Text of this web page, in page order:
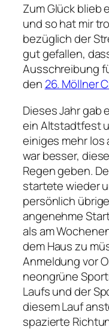
Zum Glück blieb
und so hat mir
bezüglich der
gut gefallen,
Ausschreibung
den 26. Möllner
Dieses Jahr gab
ein Altstadtfest
einiges mehr los
war besser,
Regen geben.
startete wieder
persönlich
angenehme
als am
dem Haus zu
Anmeldung vor
neongrüne
Laufs und der
diesem Lauf
spazierte